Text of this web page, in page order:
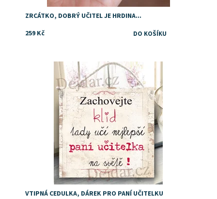
ZRCÁTKO, DOBRÝ UČITEL JE HRDINA...
259 Kč
Dostupnost: Skladem
VTIPNÁ CEDULKA, DÁREK PRO PANÍ UČITELKU